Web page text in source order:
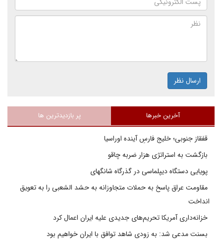
ارسال نظر
آخرین خبرها پر بازدیدترین ها
قفقاز جنوبی؛ خلیج فارسِ آینده اوراسیا
بازگشت به استراتژی هزار ضربه چاقو
پویایی دستگاه دیپلماسی در گذرگاه شانگهای
مقاومت عراق پاسخ به حملات متجاوزانه به حشد الشعبی را به تعویق
انداخت
خزانه‌داری آمریکا تحریم‌های جدیدی علیه ایران اعمال کرد
بسنت مدعی شد: به زودی شاهد توافق با ایران خواهیم بود